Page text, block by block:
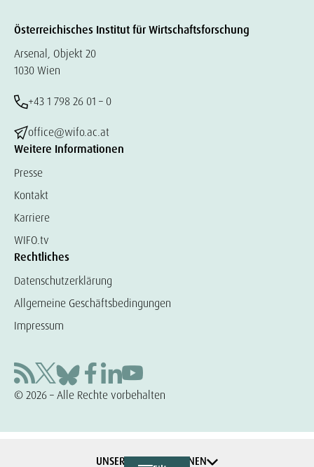
Österreichisches Institut für Wirtschaftsforschung
Arsenal, Objekt 20
1030 Wien
+43 1 798 26 01 – 0
office@wifo.ac.at
Weitere Informationen
Presse
Kontakt
Karriere
WIFO.tv
Rechtliches
Datenschutzerklärung
Allgemeine Geschäftsbedingungen
Impressum
© 2026 – Alle Rechte vorbehalten
UNSERE KOOPERATIONEN